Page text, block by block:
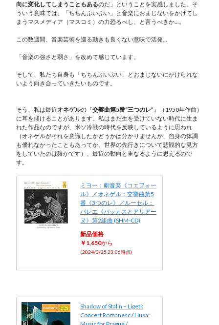
向に変化してしまうこともあるのだ」ということを実感しました。そ
ういう意味では、「ちちんぷいぷい」と音楽におまじないをかけてし
まうマスメディア（マスコミ）の力恐るべし、と言うべきか…。
この数週間、音楽芸術を巡る動きも良くない意味で活発…
「音楽の強さと弱さ」を改めて感じています。
そして、私たち自身も「ちちんぷいぷい」とおまじないにかけられな
いよう向き合っていきたいものです。
そう、私は最近オネゲルの『交響曲第5番“三つのレ”』（1950年作曲）
に耳を傾けることがあります。私はまだ生を受けていない時代に生ま
れた作品なのですが、米ソ冷戦の時代を反映しているように思われ
（オネゲルがそれを意識したかどうかは分かりませんが、自身の体調
も優れなかったこともあってか、世界の先行きについて悲観的な見方
をしていたのは確かです）、最近の動向と重なるように思えるので
す。
ミヨー：劇音楽《コエフォー
ル》／オネゲル：交響曲第5
番《3つのレ》／ルーセル：
バレエ《バッカスとアリアー
ヌ》第2組曲 (SHM-CD)
新品価格
￥1,650から
(2024/3/25 23:06時点)
Shadow of Stalin – Ligeti:
Concert Romanesc / Husa: